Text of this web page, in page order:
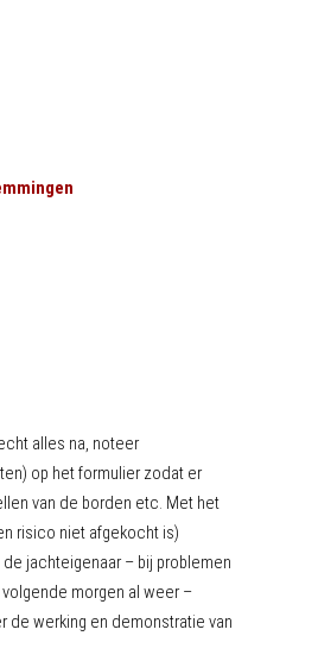
alles na, noteer
op het formulier zodat er
van de borden etc. Met het
risico niet afgekocht is)
jachteigenaar – bij problemen
morgen al weer –
de werking en demonstratie van